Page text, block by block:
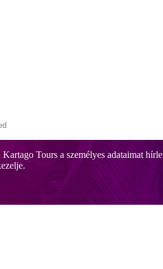
és kényelmet kedvelő utasainknak
Tours a személyes adataimat